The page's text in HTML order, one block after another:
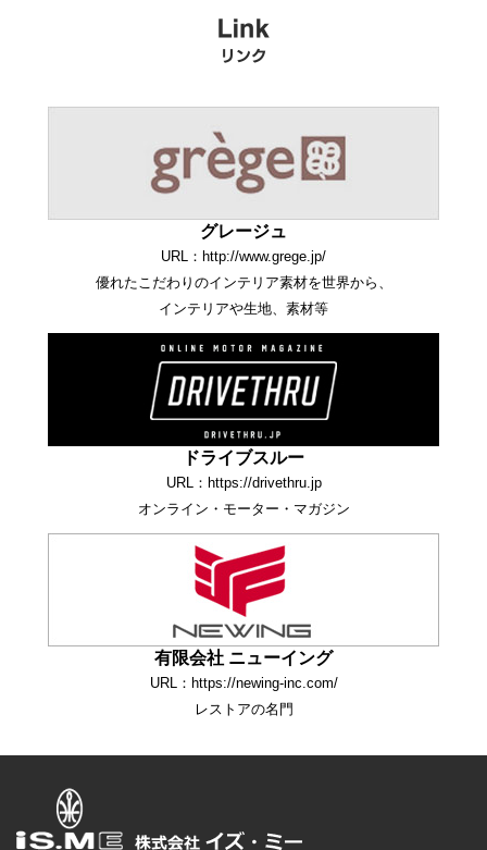
グレージュ
URL：http://www.grege.jp/
優れたこだわりのインテリア素材を世界から、
インテリアや生地、素材等
ドライブスルー
URL：https://drivethru.jp
オンライン・モーター・マガジン
有限会社 ニューイング
URL：https://newing-inc.com/
レストアの名門